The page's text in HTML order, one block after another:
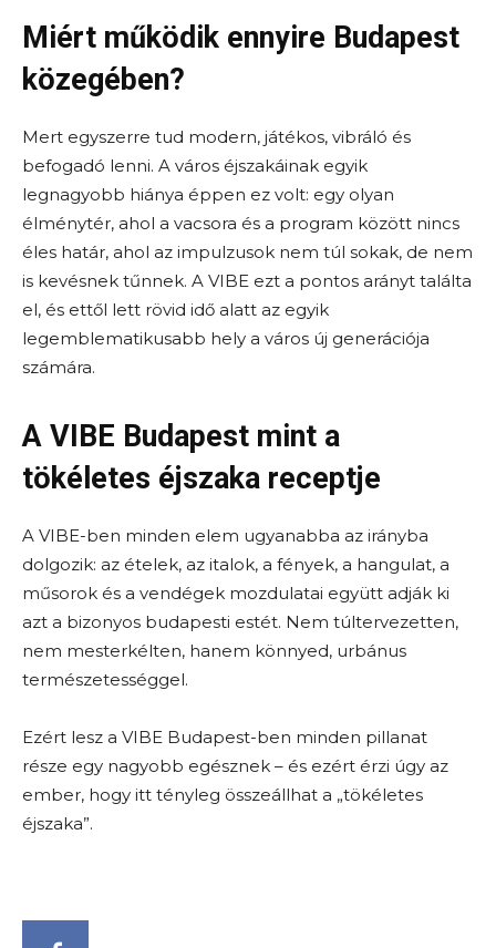
Miért működik ennyire Budapest
közegében?
Mert egyszerre tud modern, játékos, vibráló és
befogadó lenni. A város éjszakáinak egyik
legnagyobb hiánya éppen ez volt: egy olyan
élménytér, ahol a vacsora és a program között nincs
éles határ, ahol az impulzusok nem túl sokak, de nem
is kevésnek tűnnek. A VIBE ezt a pontos arányt találta
el, és ettől lett rövid idő alatt az egyik
legemblematikusabb hely a város új generációja
számára.
A VIBE Budapest mint a
tökéletes éjszaka receptje
A VIBE-ben minden elem ugyanabba az irányba
dolgozik: az ételek, az italok, a fények, a hangulat, a
műsorok és a vendégek mozdulatai együtt adják ki
azt a bizonyos budapesti estét. Nem túltervezetten,
nem mesterkélten, hanem könnyed, urbánus
természetességgel.
Ezért lesz a VIBE Budapest-ben minden pillanat
része egy nagyobb egésznek – és ezért érzi úgy az
ember, hogy itt tényleg összeállhat a „tökéletes
éjszaka”.